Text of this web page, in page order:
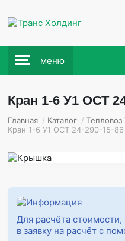
меню
Кран 1-6 У1 ОСТ
Главная / Каталог /
Кран 1-6 У1 ОСТ 24-290-15-86
Для расчёта
в заявку на расчёт с